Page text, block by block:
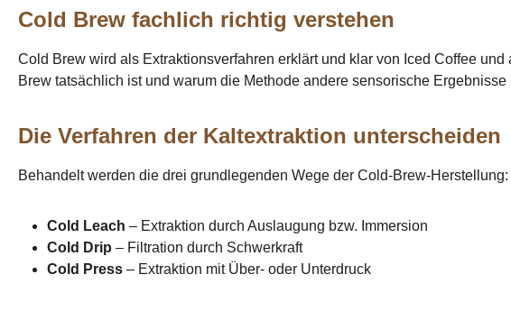
Cold Brew fachlich richtig verstehen
Cold Brew wird als Extraktionsverfahren erklärt und klar von Iced Coffee
Brew tatsächlich ist und warum die Methode andere sensorische
Die Verfahren der Kaltextraktion unterscheiden
Behandelt werden die drei grundlegenden Wege der Cold-Brew-Herstellung:
Cold Leach – Extraktion durch Auslaugung bzw. Immersion
Cold Drip – Filtration durch Schwerkraft
Cold Press – Extraktion mit Über- oder Unterdruck